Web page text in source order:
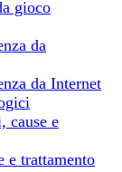
gioco
da
da Internet
cause e
e trattamento